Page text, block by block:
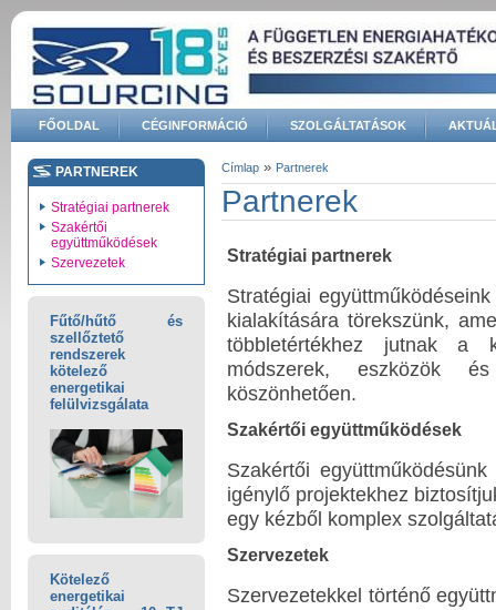
Ugrás a tartalomra
FŐOLDAL CÉGINFORMÁCIÓ SZOLGÁLTATÁSOK
Keresés űrlap
PARTNEREK
Stratégiai partnerek
Szakértői
együttműködések
Szervezetek
Fűtő/hűtő és
szellőztető
rendszerek
kötelező
energetikai
felülvizsgálata
Kötelező
energetikai
Jelenlegi hely
Címlap » Partnerek
Partnerek
Stratégiai partnerek
Stratégiai
kialakítására törekszünk,
többletértékhez jutnak a
módszerek, eszközök és
köszönhetően.
Szakértői együttműködések
Szakértői
igénylő projektekhez
egy kézből komplex
Szervezetek
Szervezetekkel történő